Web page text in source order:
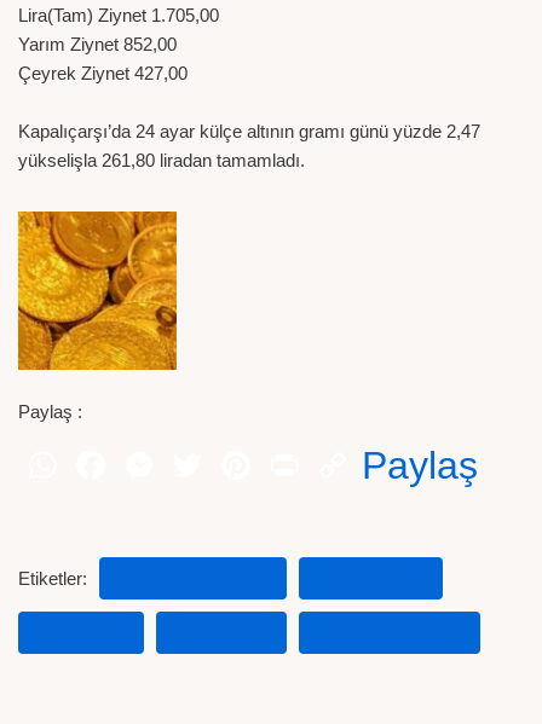
Lira(Tam) Ziynet 1.705,00
Yarım Ziynet 852,00
Çeyrek Ziynet 427,00
Kapalıçarşı’da 24 ayar külçe altının gramı günü yüzde 2,47
yükselişla 261,80 liradan tamamladı.
Paylaş :
Paylaş
Etiketler: